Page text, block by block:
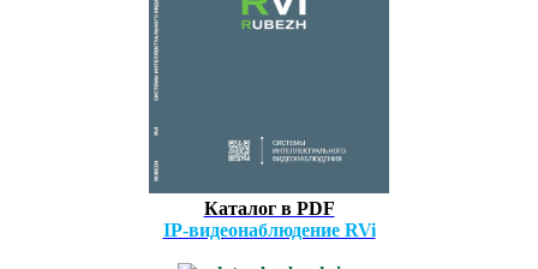
Каталог в PDF
IP-видеонаблюдение RVi